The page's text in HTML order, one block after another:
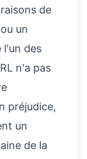
de
un
l'un des
n'a pas
préjudice,
un
de la